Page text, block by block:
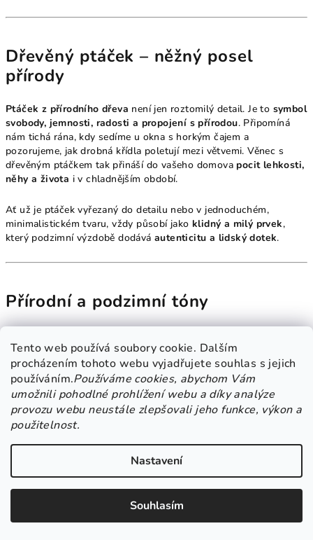
Tento web používá soubory cookie. Dalším
procházením tohoto webu vyjadřujete souhlas s jejich
používáním.Používáme cookies, abychom Vám
umožnili pohodlné prohlížení webu a díky analýze
provozu webu neustále zlepšovali jeho funkce, výkon a
použitelnost.
Nastavení
Souhlasím
Dřevěný ptáček – něžný posel
přírody
Ptáček z přírodního dřeva není jen roztomilý detail. Je to symbol
svobody, jemnosti, radosti a propojení s přírodou. Připomíná
nám tichá rána, kdy sedíme u okna s horkým čajem a
pozorujeme, jak drobná křídla poletují mezi větvemi. Věnec s
dřevěným ptáčkem tak přináší do vašeho domova pocit lehkosti,
něhy a života i v chladnějším období.
Ať už je ptáček vyřezaný do detailu nebo v jednoduchém,
minimalistickém tvaru, vždy působí jako klidný a milý prvek,
který podzimní výzdobě dodává autenticitu a lidský dotek.
Přírodní a podzimní tóny
větvičkami, šiškami, bobulemi, sušenými květy či mechem. Tyto
prvky jsou pečlivě sladěny tak, aby vytvořily harmonický,
přírodní celek , který evokuje klidné lesní scenérie a atmosféru
zapadajícího slunce.
Dřevěný ptáček bývá často umístěn ve středu nebo v dolní části
věnce, kde se jemně usadí jako by právě přiletěl a pozoroval svět
kolem. Díky tomu se z obyčejného věnce stávávyprávění –
příběh o klidu, domově a souznění s přírodou
Symbol domova, který vítá